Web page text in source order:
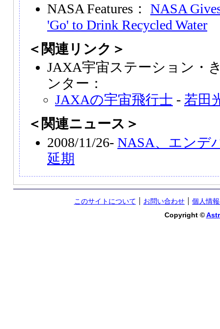
NASA Features： NASA
'Go' to Drink Recycled Water
＜関連リンク＞
JAXA宇宙ステーション・
ンター：
JAXAの宇宙飛行士 - 若田
＜関連ニュース＞
2008/11/26- NASA、エンデ
延期
このサイトについて お問い合わせ
個人情
Copyright ©